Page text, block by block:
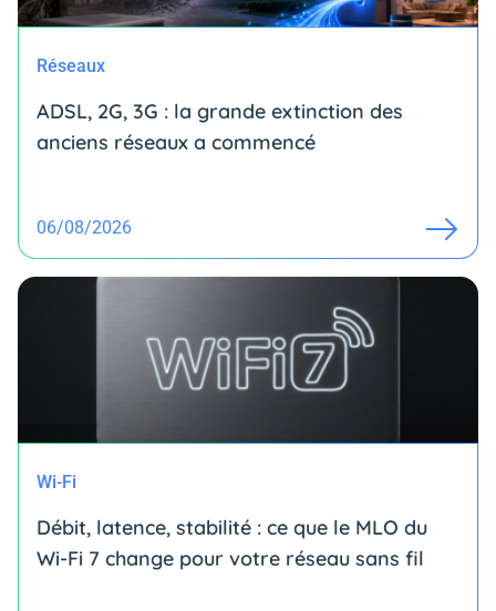
Réseaux
ADSL, 2G, 3G : la grande extinction des
anciens réseaux a commencé
06/08/2026
Wi-Fi
Débit, latence, stabilité : ce que le MLO du
Wi-Fi 7 change pour votre réseau sans fil